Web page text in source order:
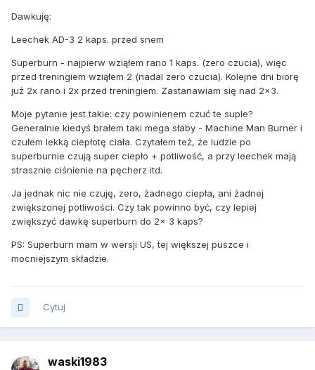
Dawkuję:
Leechek AD-3 2 kaps. przed snem
Superburn - najpierw wziąłem rano 1 kaps. (zero czucia), więc
przed treningiem wziąłem 2 (nadal zero czucia). Kolejne dni biorę
już 2x rano i 2x przed treningiem. Zastanawiam się nad 2x3.
Moje pytanie jest takie: czy powinienem czuć te suple?
Generalnie kiedyś brałem taki mega słaby - Machine Man Burner i
czułem lekką ciepłotę ciała. Czytałem też, że ludzie po
superburnie czują super ciepło + potliwość, a przy leechek mają
strasznie ciśnienie na pęcherz itd.
Ja jednak nic nie czuję, zero, żadnego ciepła, ani żadnej
zwiększonej potliwości. Czy tak powinno być, czy lepiej
zwiększyć dawkę superburn do 2x 3 kaps?
PS: Superburn mam w wersji US, tej większej puszce i
mocniejszym składzie.
Cytuj
waski1983